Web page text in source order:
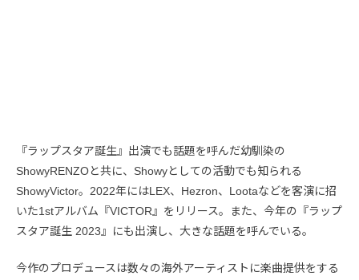
『ラップスタア誕生』出演でも話題を呼んだ幼馴染の
ShowyRENZOと共に、Showyとしての活動でも知られる
ShowyVictor。2022年にはLEX、Hezron、Lootaなどを客演に招
いた1stアルバム『VICTOR』をリリース。また、今年の『ラップ
スタア誕生 2023』にも出演し、大きな話題を呼んでいる。
今作のプロデュースは数々の海外アーティストに楽曲提供をする